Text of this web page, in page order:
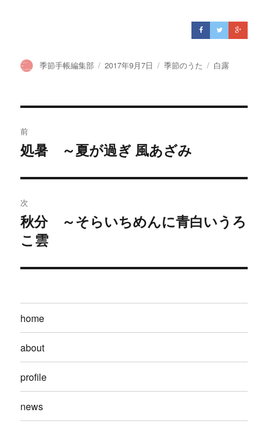
投
季節手帳編集部
投
2017年9月7日
カ
リ
季節のうた
タ
白露
稿
ビ
ゲ
ー
シ
ン
前
過
の
投
稿:
処暑 ～夏が過ぎ 風あざみ
次
次
の
稿:
秋分 ～そらいちめんに青白いうろ
こ雲
home
about
profile
news